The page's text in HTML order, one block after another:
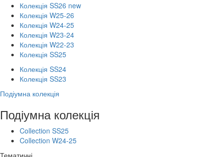
Колекція SS26 new
Колекція W25-26
Колекція W24-25
Колекція W23-24
Колекція W22-23
Колекція SS25
Колекція SS24
Колекція SS23
Подіумна колекція
Подіумна колекція
Collection SS25
Collection W24-25
Тематичні